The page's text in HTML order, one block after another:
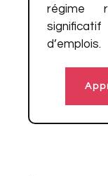
régime
d’emplois.